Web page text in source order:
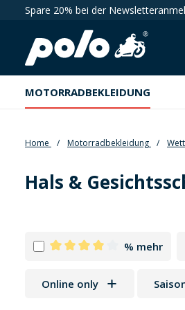
Zur Hauptnavigation
Spare 20% bei der
MOTORRADBEKLEIDUNG
Home Motorradbekleidung
Hals &
% mehr
Online only